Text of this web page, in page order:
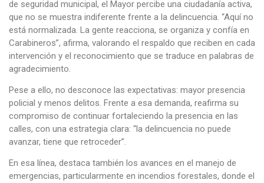
de seguridad municipal, el Mayor percibe una ciudadanía activa,
que no se muestra indiferente frente a la delincuencia. “Aquí no
está normalizada. La gente reacciona, se organiza y confía en
Carabineros”, afirma, valorando el respaldo que reciben en cada
intervención y el reconocimiento que se traduce en palabras de
agradecimiento.
Pese a ello, no desconoce las expectativas: mayor presencia
policial y menos delitos. Frente a esa demanda, reafirma su
compromiso de continuar fortaleciendo la presencia en las
calles, con una estrategia clara: “la delincuencia no puede
avanzar, tiene que retroceder”.
En esa línea, destaca también los avances en el manejo de
emergencias, particularmente en incendios forestales, donde el